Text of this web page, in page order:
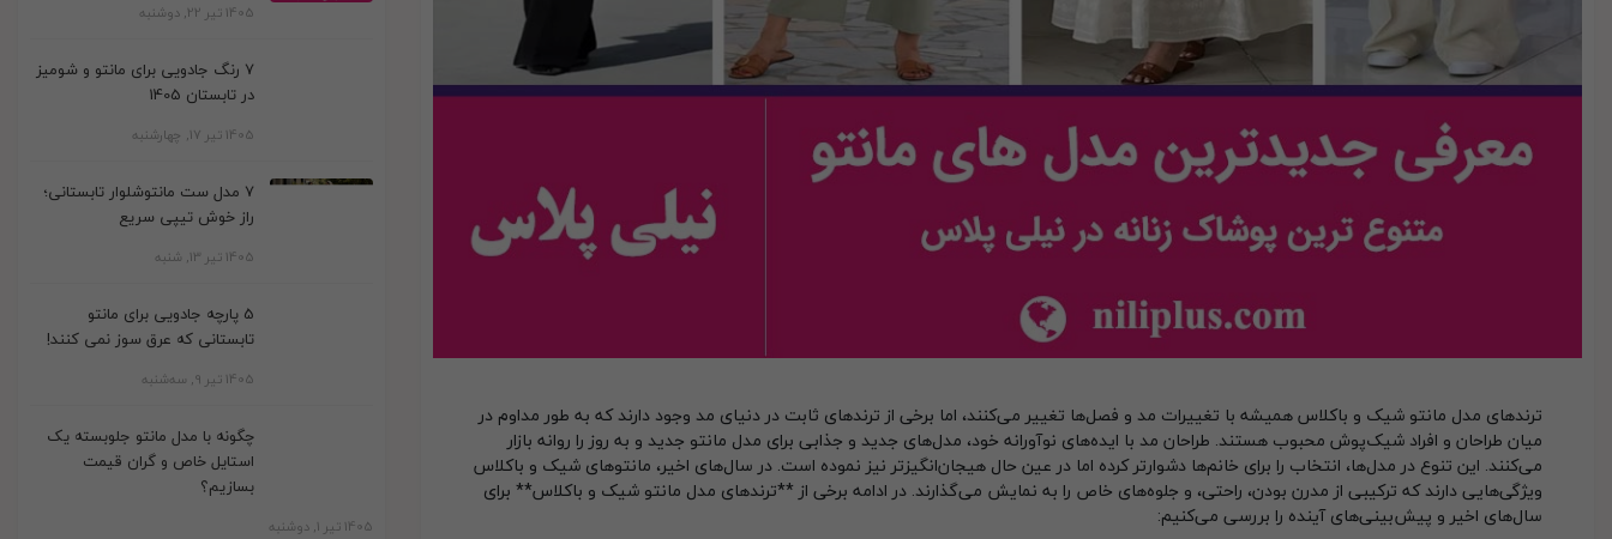
ترندهای مدل مانتو شیک و باکلاس همیشه با تغییرات مد و فصل‌ها تغییر می‌کنند، اما برخی از ترندهای ثابت در دنیای مد وجود دارند که به طور مداوم در
میان طراحان و افراد شیک‌پوش محبوب هستند. طراحان مد با ایده‌های نوآورانه خود، مدل‌های جدید و جذابی برای مدل مانتو جدید و به روز را روانه بازار
می‌کنند. این تنوع در مدل‌ها، انتخاب را برای خانم‌ها دشوارتر کرده اما در عین حال هیجان‌انگیزتر نیز نموده است. در سال‌های اخیر، مانتوهای شیک و باکلاس
ویژگی‌هایی دارند که ترکیبی از مدرن بودن، راحتی، و جلوه‌های خاص را به نمایش می‌گذارند. در ادامه برخی از **ترندهای مدل مانتو شیک و باکلاس** برای
سال‌های اخیر و پیش‌بینی‌های آینده را بررسی می‌کنیم:
1405 تیر 22, دوشنبه
7 رنگ جادویی برای مانتو و شومیز
در تابستان 1405
1405 تیر 17, چهارشنبه
7 مدل ست مانتوشلوار تابستانی؛
راز خوش تیپی سریع
1405 تیر 13, شنبه
5 پارچه جادویی برای مانتو
تابستانی که عرق سوز نمی کنند!
1405 تیر 9, سه‌شنبه
چگونه با مدل مانتو جلوبسته یک
استایل خاص و گران قیمت
بسازیم؟
1405 تیر 1, دوشنبه